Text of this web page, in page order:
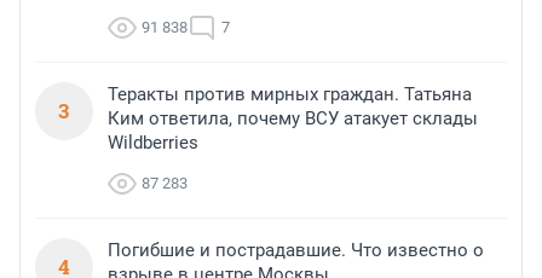
91 838 7
3
Теракты против мирных граждан. Татьяна
Ким ответила, почему ВСУ атакует склады
Wildberries
87 283
4
Погибшие и пострадавшие. Что известно о